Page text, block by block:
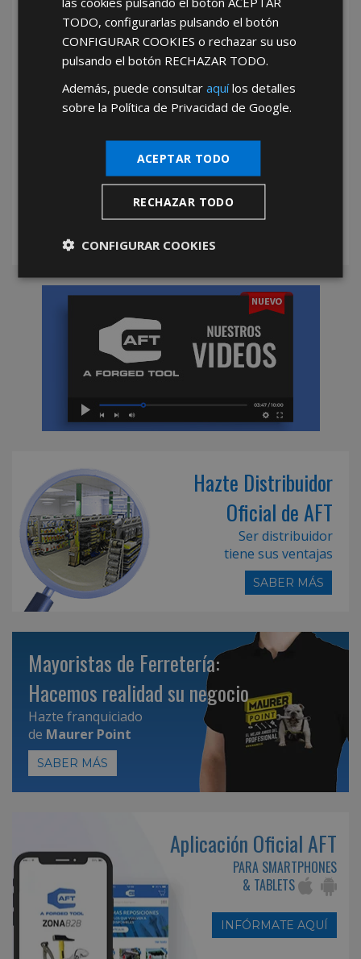
He leído y acepto laPolítica de Privacidad
*Abstenerse particulares, sólo venta a tiendas y empresas minoristas y
Hazte Distribuidor
Oficial de AFT
Ser distribuidor
tiene sus ventajas
SABER MÁS
Mayoristas de Ferretería:
Hacemos realidad su negocio
Hazte franquiciado
de Maurer Point
SABER MÁS
Aplicación Oficial AFT
PARA SMARTPHONES
& TABLETS
INFÓRMATE AQUÍ
TODO, configurarlas pulsando el botón
CONFIGURAR COOKIES o rechazar su uso
pulsando el botón RECHAZAR TODO.
Además, puede consultaraquílos detalles
sobre la Política de Privacidad de Google.
ACEPTAR TODO
RECHAZAR TODO
CONFIGURAR COOKIES